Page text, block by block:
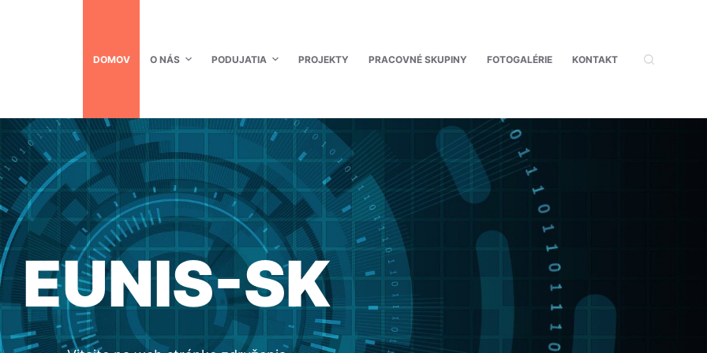
DOMOV O NÁS PODUJATIA PROJEKTY PRACOVNÉ SKUPINY FOTOGALÉRIE KONTAKT
EUNIS-SK